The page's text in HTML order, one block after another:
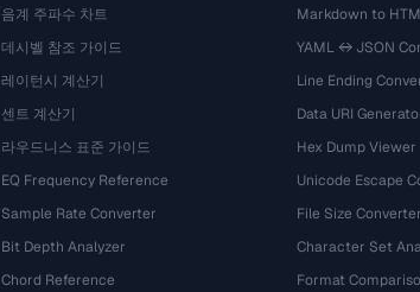
음계 주파수 차트
데시벨 참조 가이드
레이턴시 계산기
센트 계산기
라우드니스 표준 가이드
EQ Frequency Reference
Sample Rate Converter
Bit Depth Analyzer
Chord Reference
Markdown to
YAML ↔ JSON
Line Ending
Data URI
Hex Dump Viewer
Unicode Escape
File Size Converter
Character Set
Format